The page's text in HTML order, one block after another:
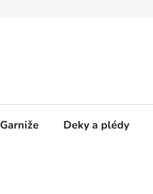
Garniže Deky a plédy